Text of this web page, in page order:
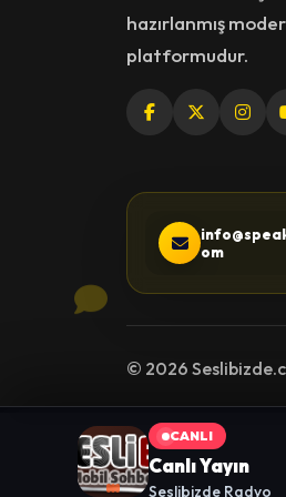
hazırlanmış
platformudur.
om
© 2026
CANLI
Canlı Yayın
Seslibizde Radyo